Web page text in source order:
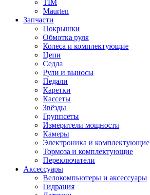
TIM
Maurten
Запчасти
Покрышки
Обмотка руля
Колеса и комплектующие
Цепи
Седла
Рули и выносы
Педали
Каретки
Кассеты
Звёзды
Группсеты
Измерители мощности
Камеры
Электроника и комплектующие
Тормоза и комплектующие
Переключатели
Аксессуары
Велокомпьютеры и аксессуары
Гидрация